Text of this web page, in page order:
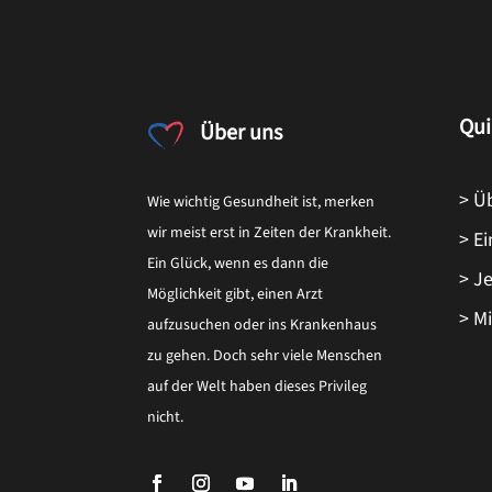
Über uns
Wie wichtig Gesundheit ist, merken
wir meist erst in Zeiten der Krankheit.
Ein Glück, wenn es dann die
Möglichkeit gibt, einen Arzt
aufzusuchen oder ins Krankenhaus
zu gehen. Doch sehr viele Menschen
auf der Welt haben dieses Privileg
nicht.
>
>
>
>